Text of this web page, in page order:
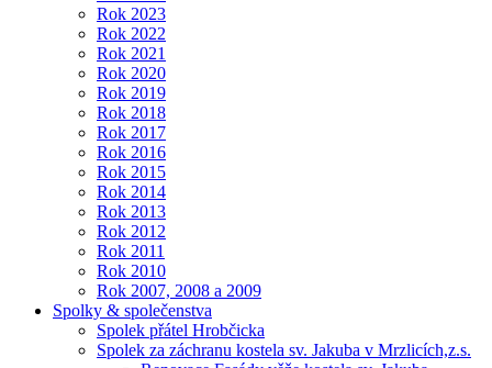
Rok 2023
Rok 2022
Rok 2021
Rok 2020
Rok 2019
Rok 2018
Rok 2017
Rok 2016
Rok 2015
Rok 2014
Rok 2013
Rok 2012
Rok 2011
Rok 2010
Rok 2007, 2008 a 2009
Spolky & společenstva
Spolek přátel Hrobčicka
Spolek za záchranu kostela sv. Jakuba v Mrzlicích,z.s.